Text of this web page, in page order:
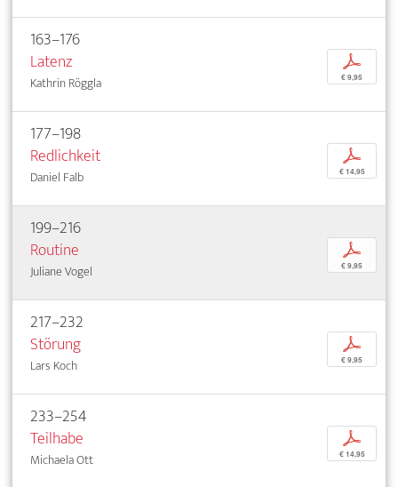
163–176
Latenz
Kathrin Röggla
p
€ 9,95
177–198
Redlichkeit
Daniel Falb
p
€ 14,95
199–216
Routine
Juliane Vogel
p
€ 9,95
217–232
Störung
Lars Koch
p
€ 9,95
233–254
Teilhabe
Michaela Ott
p
€ 14,95